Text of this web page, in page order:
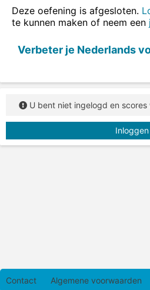
Lees het woord, zeg het
en typ het woord in het vakje.
Deze oefening is afgesloten.
te kunnen maken of neem een
Verbeter je Nederlands
U bent niet ingelogd en
Inloggen
Contact Algemene voorwaarden